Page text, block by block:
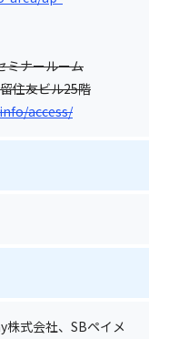
ミナールーム
住友ビル25階
access/
株式会社、SBペイメ